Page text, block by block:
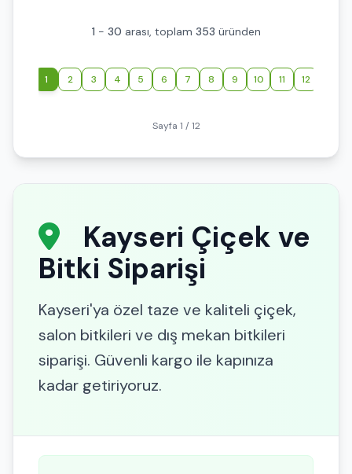
1 - 30 arası, toplam 353 üründen
1 2 3 4 5 6 7 8 9 10 11 12
Sayfa 1 / 12
Kayseri Çiçek ve
Bitki Siparişi
Kayseri'ya özel taze ve kaliteli çiçek,
salon bitkileri ve dış mekan bitkileri
siparişi. Güvenli kargo ile kapınıza
kadar getiriyoruz.